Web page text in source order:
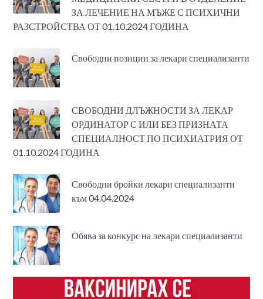
ЗА ЛЕЧЕНИЕ НА МЪЖЕ С ПСИХИЧНИ
РАЗСТРОЙСТВА ОТ 01.10.2024 ГОДИНА
Свободни позиции за лекари специализанти
СВОБОДНИ ДЛЪЖНОСТИ ЗА ЛЕКАР
ОРДИНАТОР С ИЛИ БЕЗ ПРИЗНАТА
СПЕЦИАЛНОСТ ПО ПСИХИАТРИЯ ОТ
01.10.2024 ГОДИНА
Свободни бройки лекари специализанти
към 04.04.2024
Обява за конкурс на лекари специализанти